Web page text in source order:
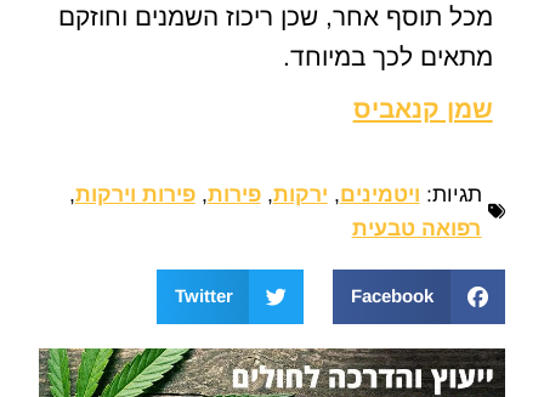
מכל תוסף אחר, שכן ריכוז השמנים וחוזקם
מתאים לכך במיוחד.
שמן קנאביס
תגיות: ויטמינים, ירקות,פירות,פירות וירקות,
רפואה טבעית
Facebook
Twitter